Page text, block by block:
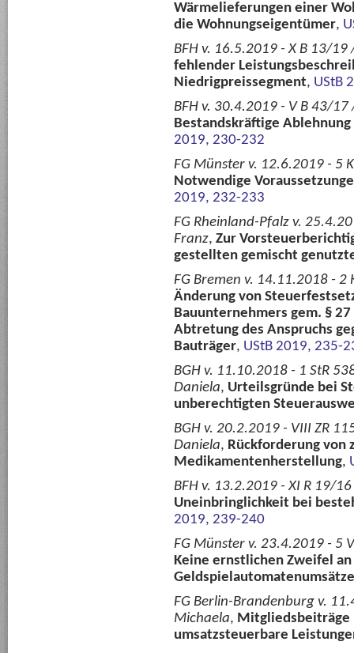
Wärmelieferungen einer
die Wohnungseigentümer,
BFH v. 16.5.2019 - X B 13/
fehlender
Niedrigpreissegment, UStB
BFH v. 30.4.2019 - V B 43/
Bestandskräftige
2019, 230-232
FG Münster v. 12.6.2019 - 5
Notwendige
2019, 232-233
FG Rheinland-Pfalz v.
Franz, Zur
gestellten gemischt
FG Bremen v. 14.11.2018 -
Änderung von
Bauunternehmers gem. §
Abtretung des Anspruchs
Bauträger, UStB 2019, 235-
BGH v. 11.10.2018 - 1 StR
Daniela, Urteilsgründe bei
unberechtigten
BGH v. 20.2.2019 - VIII ZR
Daniela, Rückforderung von
Medikamentenherstellung,
BFH v. 13.2.2019 - XI R 19/
Uneinbringlichkeit bei
2019, 239-240
FG Münster v. 23.4.2019 - 5
Keine ernstlichen Zweifel
FG Berlin-Brandenburg v.
Michaela, Mitgliedsbeiträge
umsatzsteuerbare